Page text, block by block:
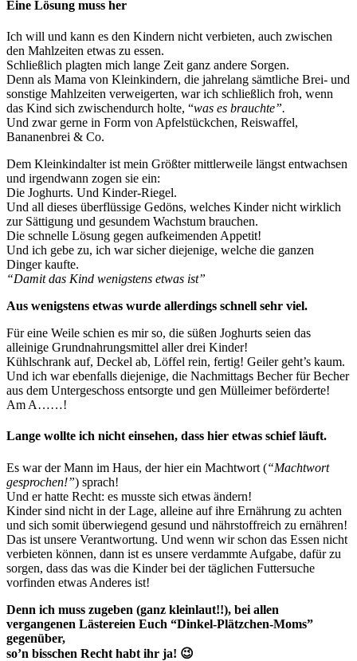
Eine Lösung muss her
Ich will und kann es den Kindern nicht verbieten, auch zwischen
den Mahlzeiten etwas zu essen.
Schließlich plagten mich lange Zeit ganz andere Sorgen.
Denn als Mama von Kleinkindern, die jahrelang sämtliche Brei- und
sonstige Mahlzeiten verweigerten, war ich schließlich froh, wenn
das Kind sich zwischendurch holte, “was es brauchte”.
Und zwar gerne in Form von Apfelstückchen, Reiswaffel,
Bananenbrei & Co.
Dem Kleinkindalter ist mein Größter mittlerweile längst entwachsen
und irgendwann zogen sie ein:
Die Joghurts. Und Kinder-Riegel.
Und all dieses überflüssige Gedöns, welches Kinder nicht wirklich
zur Sättigung und gesundem Wachstum brauchen.
Die schnelle Lösung gegen aufkeimenden Appetit!
Und ich gebe zu, ich war sicher diejenige, welche die ganzen
Dinger kaufte.
“Damit das Kind wenigstens etwas ist”
Aus wenigstens etwas wurde allerdings schnell sehr viel.
Für eine Weile schien es mir so, die süßen Joghurts seien das
alleinige Grundnahrungsmittel aller drei Kinder!
Kühlschrank auf, Deckel ab, Löffel rein, fertig! Geiler geht’s kaum.
Und ich war ebenfalls diejenige, die Nachmittags Becher für Becher
aus dem Untergeschoss entsorgte und gen Mülleimer beförderte!
Am A……!
Lange wollte ich nicht einsehen, dass hier etwas schief läuft.
Es war der Mann im Haus, der hier ein Machtwort (“Machtwort
gesprochen!”) sprach!
Und er hatte Recht: es musste sich etwas ändern!
Kinder sind nicht in der Lage, alleine auf ihre Ernährung zu achten
und sich somit überwiegend gesund und nährstoffreich zu ernähren!
Das ist unsere Verantwortung. Und wenn wir schon das Essen nicht
verbieten können, dann ist es unsere verdammte Aufgabe, dafür zu
sorgen, dass das was die Kinder bei der täglichen Futtersuche
vorfinden etwas Anderes ist!
Denn ich muss zugeben (ganz kleinlaut!!), bei allen
vergangenen Lästereien Euch “Dinkel-Plätzchen-Moms”
gegenüber,
so’n bisschen Recht habt ihr ja! 😉